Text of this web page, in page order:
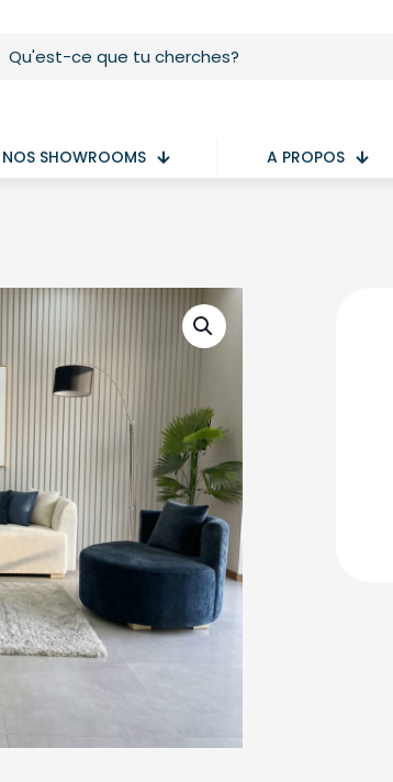
NOS SHOWROOMS A PROPOS